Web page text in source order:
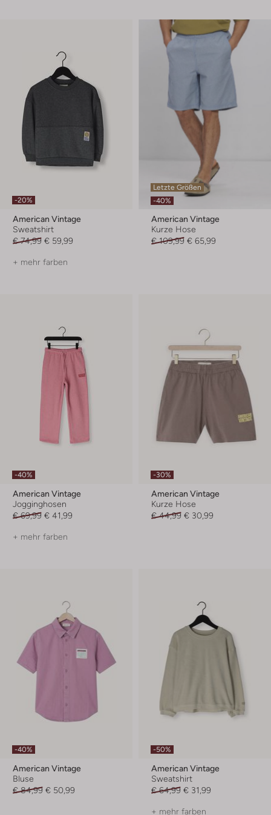
-20%
American Vintage
Sweatshirt
€ 74,99 € 59,99
+ mehr farben
Letzte Größen
-40%
American Vintage
Kurze Hose
€ 109,99 € 65,99
-40%
American Vintage
Jogginghosen
€ 69,99 € 41,99
+ mehr farben
-30%
American Vintage
Kurze Hose
€ 44,99 € 30,99
-40%
American Vintage
Bluse
€ 84,99 € 50,99
-50%
American Vintage
Sweatshirt
€ 64,99 € 31,99
+ mehr farben